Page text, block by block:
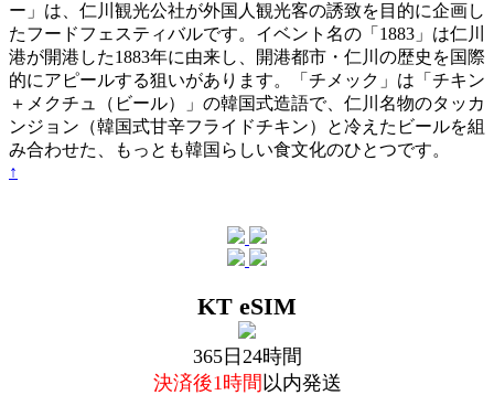
ー」は、仁川観光公社が外国人観光客の誘致を目的に企画し
たフードフェスティバルです。イベント名の「1883」は仁川
港が開港した1883年に由来し、開港都市・仁川の歴史を国際
的にアピールする狙いがあります。「チメック」は「チキン
＋メクチュ（ビール）」の韓国式造語で、仁川名物のタッカ
ンジョン（韓国式甘辛フライドチキン）と冷えたビールを組
み合わせた、もっとも韓国らしい食文化のひとつです。
↑
KT eSIM
365日24時間
決済後1時間以内発送